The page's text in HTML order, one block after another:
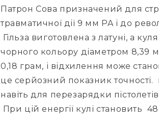
Патрон Сова призначений для
травматичної дії 9 мм PA і до
Гільза виготовлена ​​з латуні, а
чорного кольору діаметром 8,39
0,18 грам, і відхилення може
це серйозний показник точності.
навіть для перезарядки
При цій енергії кулі становить